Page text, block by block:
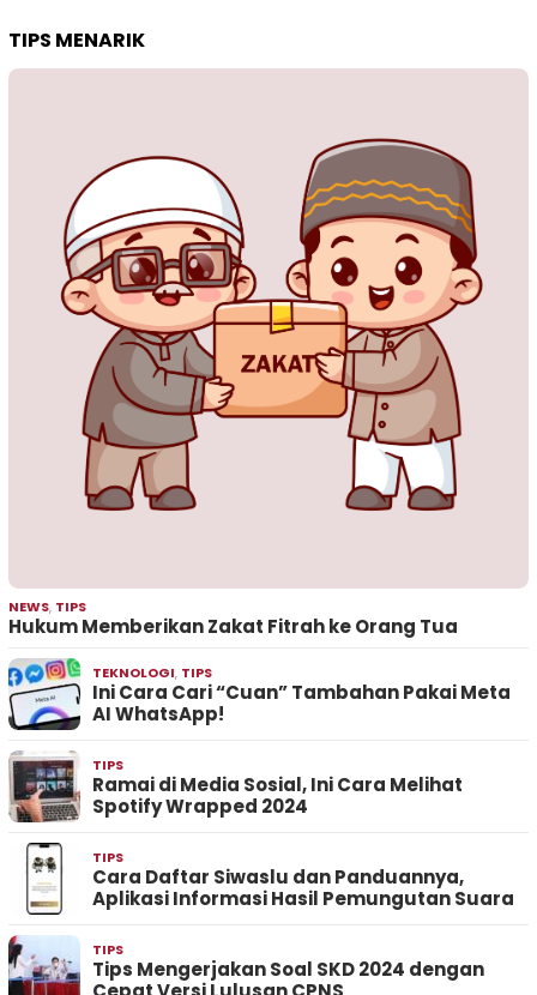
TIPS MENARIK
NEWS, TIPS
Hukum Memberikan Zakat Fitrah ke Orang Tua
TEKNOLOGI, TIPS
Ini Cara Cari “Cuan” Tambahan Pakai Meta
AI WhatsApp!
TIPS
Ramai di Media Sosial, Ini Cara Melihat
Spotify Wrapped 2024
TIPS
Cara Daftar Siwaslu dan Panduannya,
Aplikasi Informasi Hasil Pemungutan Suara
TIPS
Tips Mengerjakan Soal SKD 2024 dengan